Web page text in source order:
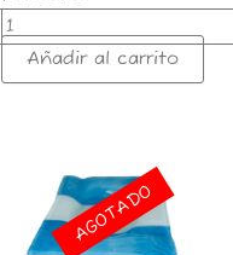
Añadir al carrito
AGOTADO